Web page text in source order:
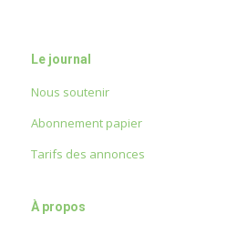
Le journal
Nous soutenir
Abonnement papier
Tarifs des annonces
À propos